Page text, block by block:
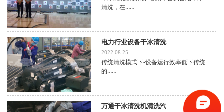
清洗，在……
电力行业设备干冰清洗
2022-08-25
传统清洗模式下-设备运行效率低下传统
的……
万通干冰清洗机清洗汽